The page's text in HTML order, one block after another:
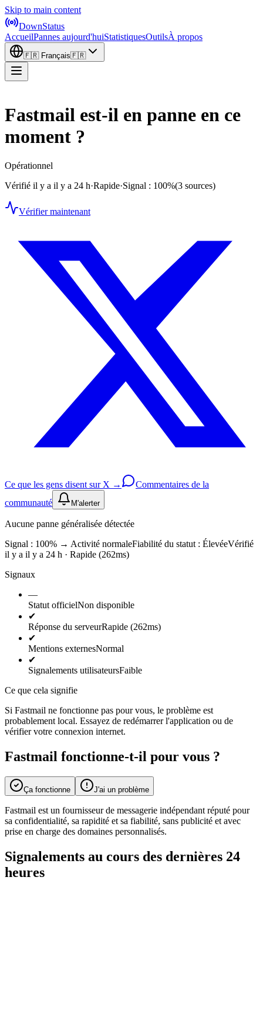
Skip to main content
DownStatus
AccueilPannes aujourd'huiStatistiquesOutilsÀ propos
🇫🇷 Français🇫🇷
Fastmail est-il en panne en ce
moment ?
Opérationnel
Vérifié il y a il y a 24 h·Rapide·Signal : 100%(3 sources)
Vérifier maintenant
Ce que les gens disent sur X →
Commentaires de la
communauté
M'alerter
Aucune panne généralisée détectée
Signal : 100% → Activité normaleFiabilité du statut : ÉlevéeVérifié
il y a il y a 24 h · Rapide (262ms)
Signaux
—
Statut officielNon disponible
✔
Réponse du serveurRapide (262ms)
✔
Mentions externesNormal
✔
Signalements utilisateursFaible
Ce que cela signifie
Si Fastmail ne fonctionne pas pour vous, le problème est
probablement local. Essayez de redémarrer l'application ou de
vérifier votre connexion internet.
Fastmail fonctionne-t-il pour vous ?
Ça fonctionne J'ai un problème
Fastmail est un fournisseur de messagerie indépendant réputé pour
sa confidentialité, sa rapidité et sa fiabilité, sans publicité et avec
prise en charge des domaines personnalisés.
Signalements au cours des dernières 24
heures